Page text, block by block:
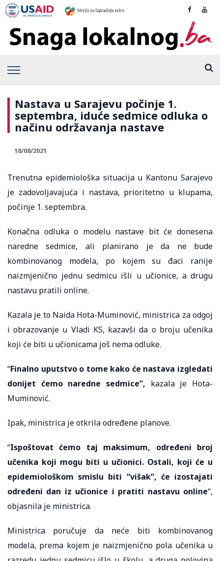
Nastava u Sarajevu počinje 1.
septembra, iduće sedmice odluka o
načinu održavanja nastave
18/08/2021
Trenutna epidemiološka situacija u Kantonu Sarajevo
je zadovoljavajuća i nastava, prioritetno u klupama,
počinje 1. septembra.
Konačna odluka o modelu nastave bit će donesena
naredne sedmice, ali planirano je da ne bude
kombinovanog modela, po kojem su đaci ranije
naizmjenično jednu sedmicu išli u učionice, a drugu
nastavu pratili online.
Kazala je to Naida Hota-Muminović, ministrica za odgoj
i obrazovanje u Vladi KS, kazavši da o broju učenika
koji će biti u učionicama još nema odluke.
“Finalno uputstvo o tome kako će nastava izgledati
donijet ćemo naredne sedmice”, kazala je Hota-
Muminović.
Ipak, ministrica je otkrila određene planove.
“Ispoštovat ćemo taj maksimum, određeni broj
učenika koji mogu biti u učionici. Ostali, koji će u
epidemiološkom smislu biti “višak”, će izostajati
određeni dan iz učionice i pratiti nastavu online“,
objasnila je ministrica.
Ministrica poručuje da neće biti kombinovanog
modela, prema kojem je naizmjenično pola učenika u